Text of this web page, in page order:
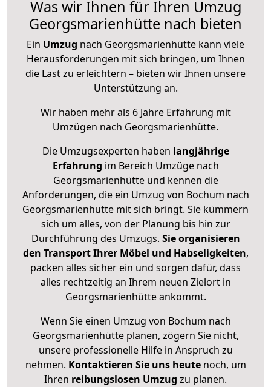
Was wir Ihnen für Ihren Umzug
Georgsmarienhütte nach bieten
Ein Umzug nach Georgsmarienhütte kann viele
Herausforderungen mit sich bringen, um Ihnen
die Last zu erleichtern – bieten wir Ihnen unsere
Unterstützung an.
Wir haben mehr als 6 Jahre Erfahrung mit
Umzügen nach Georgsmarienhütte.
Die Umzugsexperten haben langjährige
Erfahrung im Bereich Umzüge nach
Georgsmarienhütte und kennen die
Anforderungen, die ein Umzug von Bochum nach
Georgsmarienhütte mit sich bringt. Sie kümmern
sich um alles, von der Planung bis hin zur
Durchführung des Umzugs. Sie organisieren
den Transport Ihrer Möbel und Habseligkeiten,
packen alles sicher ein und sorgen dafür, dass
alles rechtzeitig an Ihrem neuen Zielort in
Georgsmarienhütte ankommt.
Wenn Sie einen Umzug von Bochum nach
Georgsmarienhütte planen, zögern Sie nicht,
unsere professionelle Hilfe in Anspruch zu
nehmen. Kontaktieren Sie uns heutenoch, um
Ihren reibungslosen Umzug zu planen.